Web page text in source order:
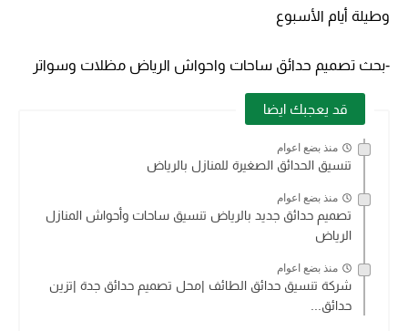
وطيلة أيام الأسبوع
-بحث تصميم حدائق ساحات واحواش الرياض مظلات وسواتر
قد يعجبك ايضا
منذ بضع اعوام
تنسيق الحدائق الصغيرة للمنازل بالرياض
منذ بضع اعوام
تصميم حدائق جديد بالرياض تنسيق ساحات وأحواش المنازل
الرياض
منذ بضع اعوام
شركة تنسيق حدائق الطائف |محل تصميم حدائق جدة |تزين
حدائق...